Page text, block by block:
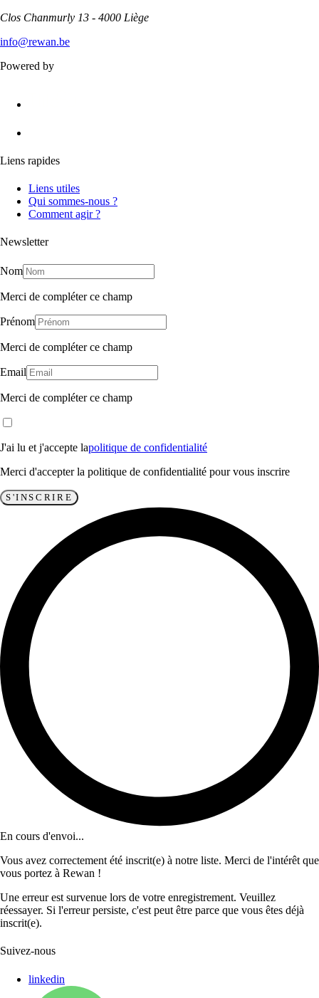
Clos Chanmurly 13 - 4000 Liège
info@rewan.be
Powered by
Liens rapides
Liens utiles
Qui sommes-nous ?
Comment agir ?
Newsletter
Nom
Merci de compléter ce champ
Prénom
Merci de compléter ce champ
Email
Merci de compléter ce champ
J'ai lu et j'accepte lapolitique de confidentialité
Merci d'accepter la politique de confidentialité pour vous inscrire
S'INSCRIRE
En cours d'envoi...
Vous avez correctement été inscrit(e) à notre liste. Merci de l'intérêt que
vous portez à Rewan !
Une erreur est survenue lors de votre enregistrement. Veuillez
réessayer. Si l'erreur persiste, c'est peut être parce que vous êtes déjà
inscrit(e).
Suivez-nous
linkedin